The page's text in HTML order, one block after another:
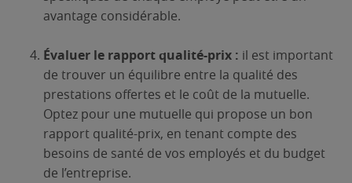
avantage considérable.
Évaluer le rapport qualité-prix : il est important
de trouver un équilibre entre la qualité des
prestations offertes et le coût de la mutuelle.
Optez pour une mutuelle qui propose un bon
rapport qualité-prix, en tenant compte des
besoins de santé de vos employés et du budget
de l’entreprise.